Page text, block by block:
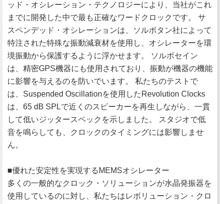
ッド・オシレーション・テクノロジーにより、当社がこれ
までに開発した中で最も正確なワードクロックです。 サ
スペンデッド・オシレーションは、ソルボタン社によって
特注された特殊な振動減衰材を使用し、オシレーターを環
境振動から保護するように浮かせます。 ソルボセイン
は、精密GPS機器にも使用されており、振動が機器の機能
に影響を与えるのを防いでいます。 私たちのテストで
は、Suspended Oscillationを使用したRevolution Clocks
は、65 dB SPLで近くのスピーカーを再生しながら、一貫
して低いジッタースペックを示しました。 スタジオで低
音を鳴らしても、クロックのタイミングには影響しませ
ん。
■優れた安定性を実現するMEMSオシレーター
多くの一般的なクロック・ソリューションが水晶発振器を
使用しているのに対し、私たちはレボリューション・クロ